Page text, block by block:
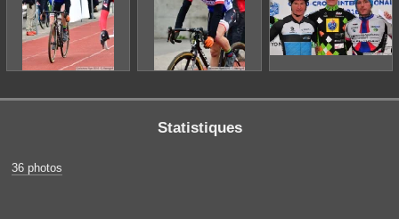
Statistiques
36 photos